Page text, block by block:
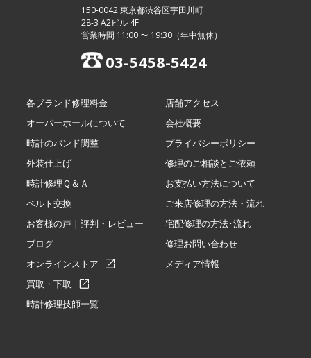
150-0042 東京都渋谷区宇田川町
28-3 A2ビル 4F
営業時間 11:00 〜 19:30（年中無休）
03-5458-5424
各ブランド修理料金
オーバーホールについて
時計のバンド調整
外装仕上げ
時計修理Ｑ＆Ａ
ベルト交換
お客様の声 | 評判・レビュー
ブログ
オンラインストア
買取・下取
時計修理技師一覧
店舗アクセス
会社概要
プライバシーポリシー
修理のご相談とご依頼
お支払い方法について
ご来店修理の方法・流れ
宅配修理の方法･流れ
修理お問い合わせ
メディア情報